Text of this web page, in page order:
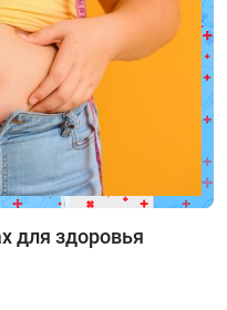
для здоровья